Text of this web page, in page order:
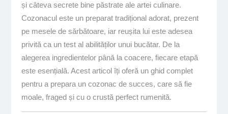
și câteva secrete bine păstrate ale artei culinare.
Cozonacul este un preparat tradițional adorat, prezent
pe mesele de sărbătoare, iar reușita lui este adesea
privită ca un test al abilităților unui bucătar. De la
alegerea ingredientelor până la coacere, fiecare etapă
este esențială. Acest articol îți oferă un ghid complet
pentru a prepara un cozonac de succes, care să fie
moale, fraged și cu o crustă perfect rumenită.